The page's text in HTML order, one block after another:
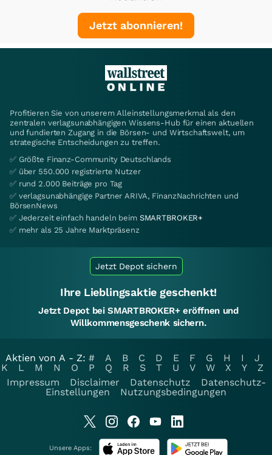
Jetzt abonnieren!
Profitieren Sie von unserem Alleinstellungsmerkmal als den
zentralen verlagsunabhängigen Wissens-Hub für einen aktuellen
und fundierten Zugang in die Börsen- und Wirtschaftswelt, um
strategische Entscheidungen zu treffen.
✅ Größte Finanz-Community Deutschlands
✅ über 550.000 registrierte Nutzer
✅ rund 2.000 Beiträge pro Tag
✅ verlagsunabhängige Partner ARIVA, FinanzNachrichten und
BörsenNews
✅ Jederzeit einfach handeln beim SMARTBROKER+
✅ mehr als 25 Jahre Marktpräsenz
Jetzt Depot sichern
Ihre Lieblingsaktie geschenkt!
Jetzt Depot bei SMARTBROKER+ eröffnen und
Willkommensgeschenk sichern.
Aktien von A - Z: # A B C D E F G H I
J
K
L M N O P Q R S T U V W X Y
Z
Impressum
Disclaimer Datenschutz
Datenschutz-
Einstellungen
Nutzungsbedingungen
Unsere Apps: